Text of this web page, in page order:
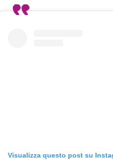
Visualizza questo post su